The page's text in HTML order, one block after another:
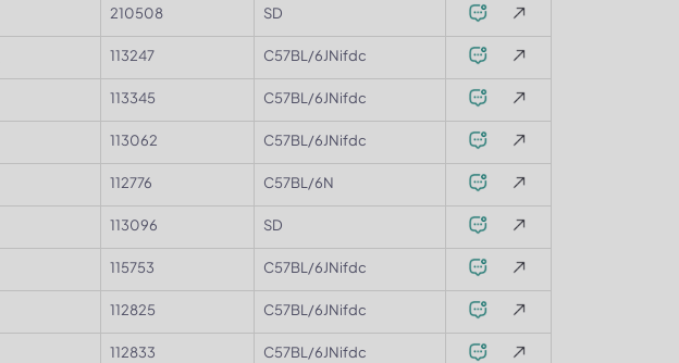
210508 SD
113247 C57BL/6JNifdc
113345 C57BL/6JNifdc
113062 C57BL/6JNifdc
112776 C57BL/6N
113096 SD
115753 C57BL/6JNifdc
112825 C57BL/6JNifdc
112833 C57BL/6JNifdc